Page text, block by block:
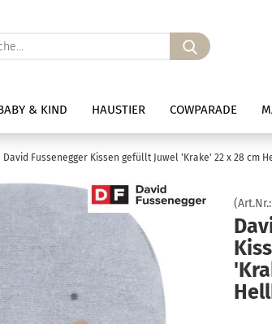
Suche...
& KIND HAUSTIER COWPARADE
David Fussenegger Kissen gefüllt Juwel 'Krake' 22 x 28 cm
(Art.Nr.: